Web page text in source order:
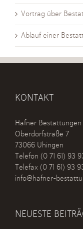
Vortrag über
Ablauf einer
KONTAKT
Hafner Bestattungen
Oberdorfstraße 7
73066 Uhingen
Telefon (0 71 61) 93
Telefax (0 71 61) 93
info@hafner-
NEUESTE